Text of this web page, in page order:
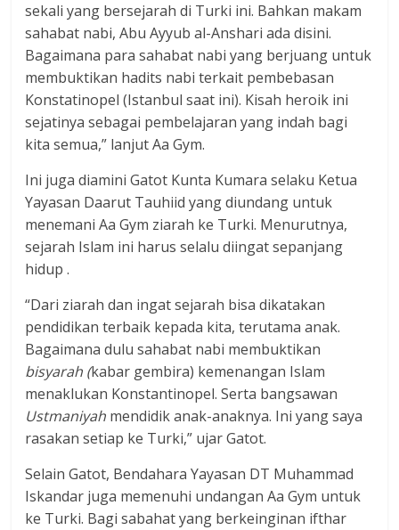
sekali yang bersejarah di Turki ini. Bahkan makam
sahabat nabi, Abu Ayyub al-Anshari ada disini.
Bagaimana para sahabat nabi yang berjuang untuk
membuktikan hadits nabi terkait pembebasan
Konstatinopel (Istanbul saat ini). Kisah heroik ini
sejatinya sebagai pembelajaran yang indah bagi
kita semua,” lanjut Aa Gym.
Ini juga diamini Gatot Kunta Kumara selaku Ketua
Yayasan Daarut Tauhiid yang diundang untuk
menemani Aa Gym ziarah ke Turki. Menurutnya,
sejarah Islam ini harus selalu diingat sepanjang
hidup .
“Dari ziarah dan ingat sejarah bisa dikatakan
pendidikan terbaik kepada kita, terutama anak.
Bagaimana dulu sahabat nabi membuktikan
bisyarah (kabar gembira) kemenangan Islam
menaklukan Konstantinopel. Serta bangsawan
Ustmaniyah mendidik anak-anaknya. Ini yang saya
rasakan setiap ke Turki,” ujar Gatot.
Selain Gatot, Bendahara Yayasan DT Muhammad
Iskandar juga memenuhi undangan Aa Gym untuk
ke Turki. Bagi sabahat yang berkeinginan ifthar